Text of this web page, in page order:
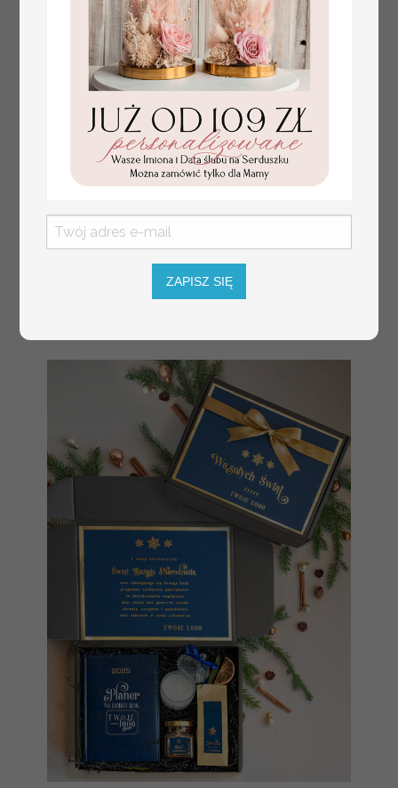
prezent, Upominki firmowe
na Boże Narodzenie
herbata świąteczna pakami
róży, Herbata świąteczna
drobne prezenty na świętaZAPISZ SIĘ